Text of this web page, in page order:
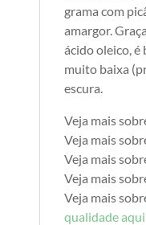
grama com
amargor.
ácido oleico, é
muito baixa
escura.
Veja mais
Veja mais
Veja mais
Veja mais
Veja mais
qualidade aqui